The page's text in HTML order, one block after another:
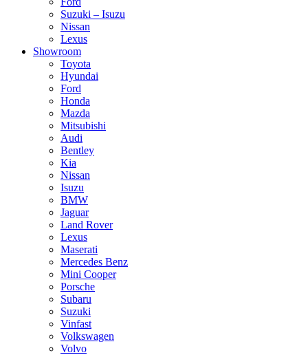
Suzuki – Isuzu
Nissan
Lexus
Showroom
Toyota
Hyundai
Ford
Honda
Mazda
Mitsubishi
Audi
Bentley
Kia
Nissan
Isuzu
BMW
Jaguar
Land Rover
Lexus
Maserati
Mercedes Benz
Mini Cooper
Porsche
Subaru
Suzuki
Vinfast
Volkswagen
Volvo